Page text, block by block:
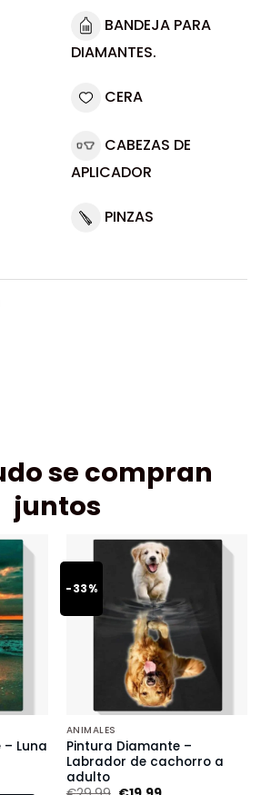
BANDEJA PARA
DIAMANTES.
CERA
CABEZAS DE
APLICADOR
PINZAS
se compran
juntos
Luna
-33%
ANIMALES
Pintura Diamante –
Labrador de cachorro a
adulto